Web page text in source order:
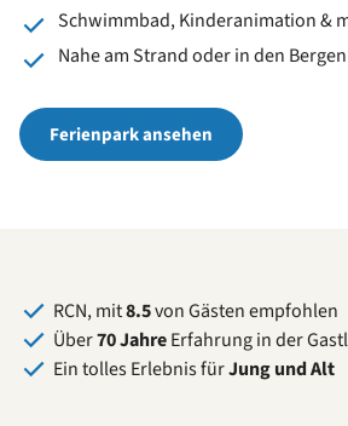
Schwimmbad, Kinderanimation &
Nahe am Strand oder in den Bergen
Ferienpark ansehen
RCN, mit8.5von Gästen empfohlen
Über70 JahreErfahrung in der
Ein tolles Erlebnis fürJung und Alt